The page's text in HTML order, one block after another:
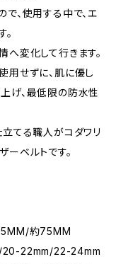
、使用する中で、エ
へ変化して行きます。
用せずに、肌に優し
げ、最低限の防水性
立てる職人がコダワリ
ーベルトです。
約75MM
20-22mm/22-24mm